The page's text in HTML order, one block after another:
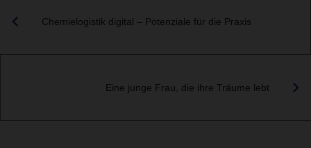
Chemielogistik digital – Potenziale für die Praxis
Eine junge Frau, die ihre Träume lebt